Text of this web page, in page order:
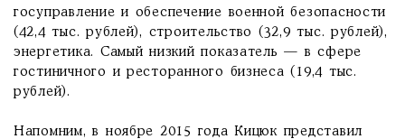
госуправление и обеспечение военной безопасности
(42,4 тыс. рублей), строительство (32,9 тыс. рублей),
энергетика. Самый низкий показатель — в сфере
гостиничного и ресторанного бизнеса (19,4 тыс.
рублей).
Напомним, в ноябре 2015 года Кицюк представил